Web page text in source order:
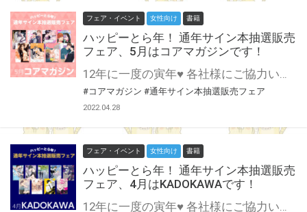
フェア・イベント 女性向け 書籍
ハッピーとら年！ 通年サイン本抽選販売
フェア、5月はコアマガジンです！
#コアマガジン #通年サイン本抽選販売フェア
2022.04.28
フェア・イベント 女性向け 書籍
ハッピーとら年！ 通年サイン本抽選販売
フェア、4月はKADOKAWAです！